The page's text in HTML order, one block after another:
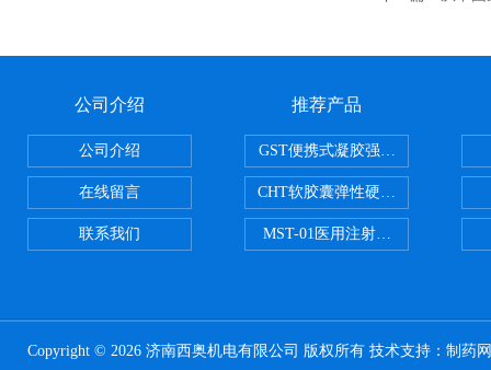
公司介绍
公司介绍
在线留言
联系我们
推荐产品
GST便携式凝胶强度测定仪
CHT软胶囊弹性硬度测试仪
MST-01医用注射器测试仪
Copyright © 2026 济南西奥机电有限公司 版权所有 技术支持： 制药网